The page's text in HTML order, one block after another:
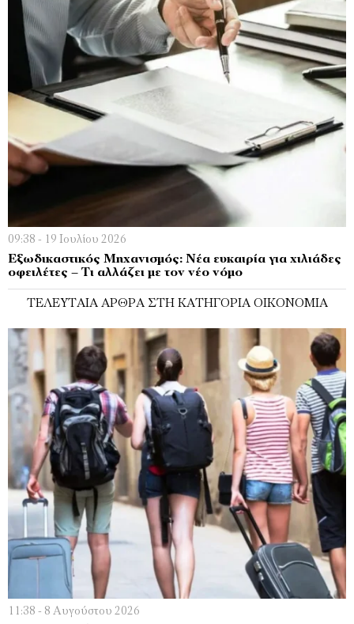
09:38 - 19 Ιουλίου 2026
Εξωδικαστικός Μηχανισμός: Νέα ευκαιρία για χιλιάδες
οφειλέτες – Τι αλλάζει με τον νέο νόμο
ΤΕΛΕΥΤΑΊΑ ΆΡΘΡΑ ΣΤΗ ΚΑΤΗΓΟΡΊΑ ΟΙΚΟΝΟΜΊΑ
11:38 - 8 Αυγούστου 2026